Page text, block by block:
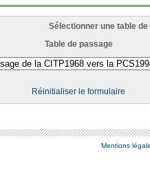
Sélectionner une table
Table de passage
Réinitialiser le formulaire
Mentions